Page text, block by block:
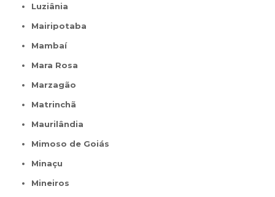
Luziânia
Mairipotaba
Mambaí
Mara Rosa
Marzagão
Matrinchã
Maurilândia
Mimoso de Goiás
Minaçu
Mineiros